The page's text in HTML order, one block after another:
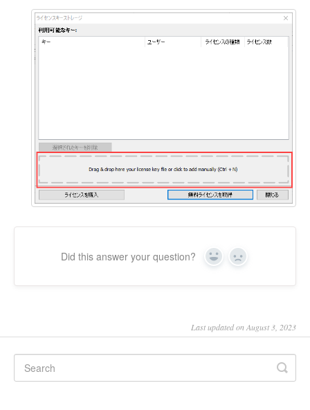
Did this answer your question? Yes No
Last updated on August 3, 2023